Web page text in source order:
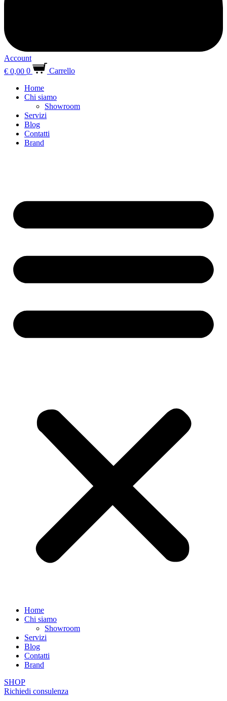
Account
€ 0,00 0
Carrello
Home
Chi siamo
Showroom
Servizi
Blog
Contatti
Brand
Home
Chi siamo
Showroom
Servizi
Blog
Contatti
Brand
SHOP
Richiedi consulenza